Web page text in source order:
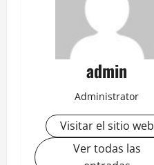
admin
Administrator
Visitar el sitio web
Ver todas las